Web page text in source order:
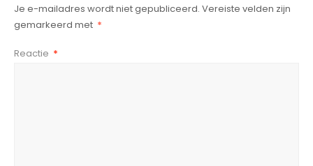
Je e-mailadres wordt niet gepubliceerd. Vereiste velden zijn
gemarkeerd met *
Reactie *